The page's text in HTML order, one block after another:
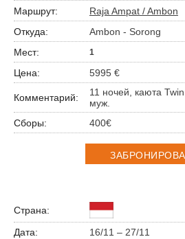
Raja Ampat / Ambon
Ambon - Sorong
1
5995 €
11 ночей, каюта
муж.
400€
16/11 – 27/11